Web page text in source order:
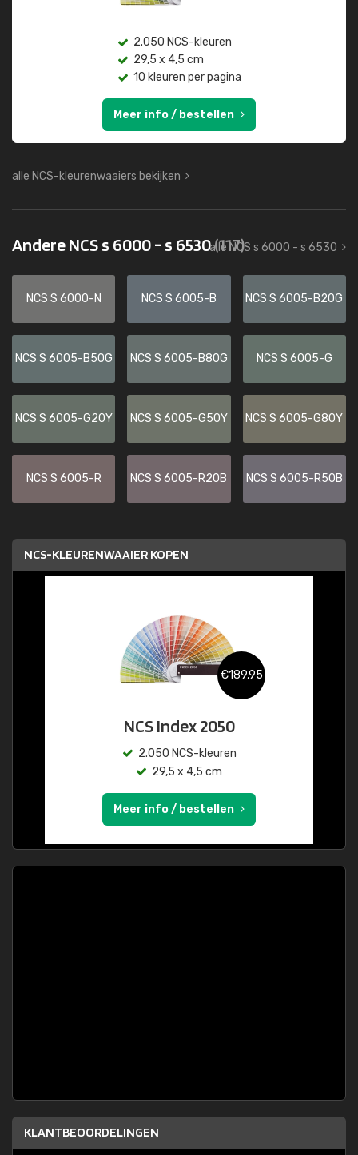
2.050 NCS-kleuren
29,5 x 4,5 cm
10 kleuren per pagina
Meer info / bestellen
alle NCS-kleurenwaaiers bekijken
Andere NCS s 6000 - s 6530(117)
alle NCS s 6000 - s 6530
NCS S 6000-N NCS S 6005-B NCS S 6005-B20G
NCS S 6005-B50G NCS S 6005-B80G NCS S 6005-G
NCS S 6005-G20Y NCS S 6005-G50Y NCS S 6005-G80Y
NCS S 6005-R NCS S 6005-R20B NCS S 6005-R50B
NCS-KLEURENWAAIER KOPEN
€189,95
NCS Index 2050
2.050 NCS-kleuren
29,5 x 4,5 cm
Meer info / bestellen
KLANTBEOORDELINGEN